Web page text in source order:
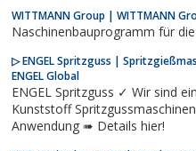
WITTMANN Group | WITTMANN
Naschinenbauprogramm für
▷ ENGEL Spritzguss |
ENGEL Global
ENGEL Spritzguss ✓ Wir sind
Kunststoff
Anwendung ➠ Details hier!